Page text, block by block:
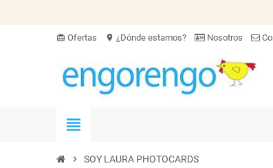
card_giftcard Ofertas location_on ¿Dónde estamos? Nosotros
view_headline
chevron_right SOY LAURA PHOTOCARDS